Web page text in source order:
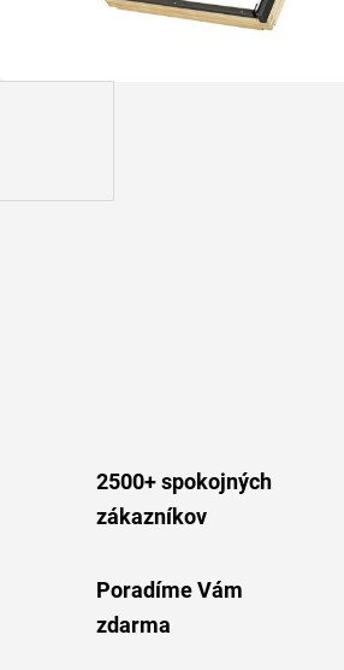
2500+ spokojných
zákazníkov
Poradíme Vám
zdarma